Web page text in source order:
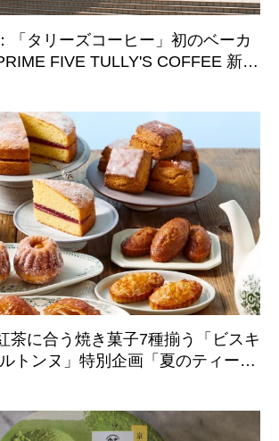
「タリーズコーヒー」初のベーカ
FIVE TULLY'S COFFEE 新宿
茶に合う焼き菓子7種揃う「ビスキ
トンヌ」特別企画「夏のティーパ